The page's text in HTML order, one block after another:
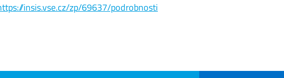
insis.vse.cz/zp/69637/podrobnosti